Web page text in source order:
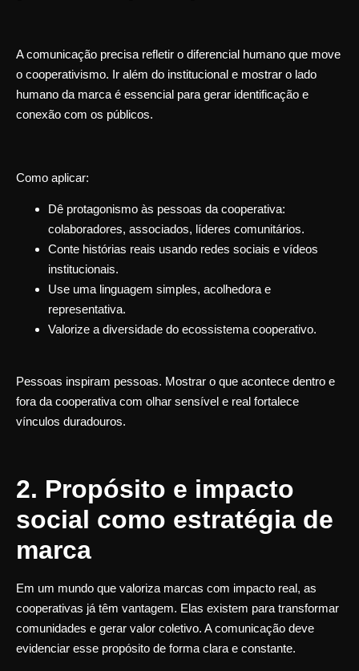
A comunicação precisa refletir o diferencial humano que move
o cooperativismo. Ir além do institucional e mostrar o lado
humano da marca é essencial para gerar identificação e
conexão com os públicos.
Como aplicar:
Dê protagonismo às pessoas da cooperativa:
colaboradores, associados, líderes comunitários.
Conte histórias reais usando redes sociais e vídeos
institucionais.
Use uma linguagem simples, acolhedora e
representativa.
Valorize a diversidade do ecossistema cooperativo.
Pessoas inspiram pessoas. Mostrar o que acontece dentro e
fora da cooperativa com olhar sensível e real fortalece
vínculos duradouros.
2. Propósito e impacto
social como estratégia de
marca
Em um mundo que valoriza marcas com impacto real, as
cooperativas já têm vantagem. Elas existem para transformar
comunidades e gerar valor coletivo. A comunicação deve
evidenciar esse propósito de forma clara e constante.